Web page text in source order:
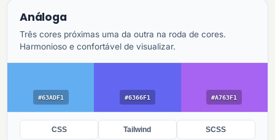
Análoga
Três cores próximas uma da outra na roda de cores.
Harmonioso e confortável de visualizar.
#63ADF1 #6366F1 #A763F1
CSS Tailwind SCSS